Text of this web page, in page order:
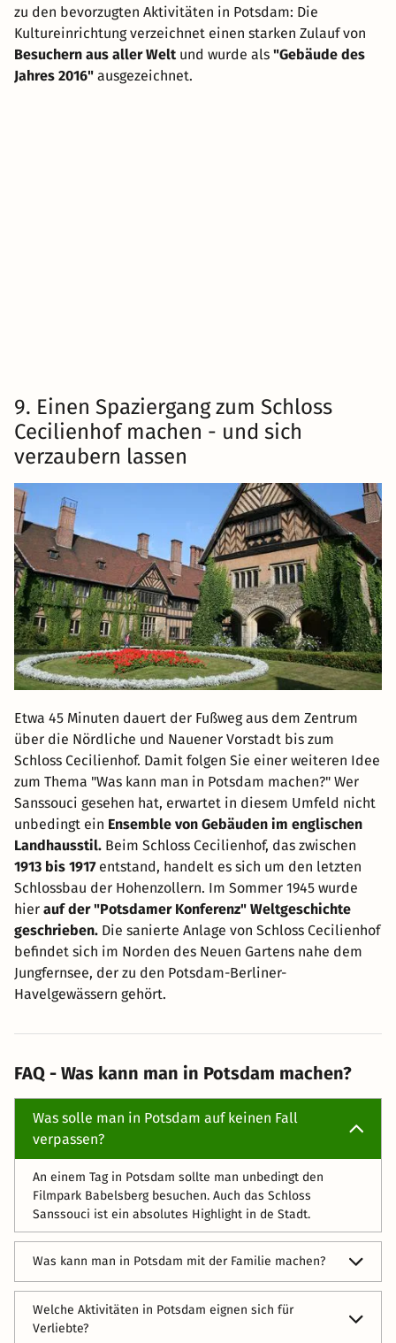
zu den bevorzugten Aktivitäten in Potsdam: Die
Kultureinrichtung verzeichnet einen starken Zulauf von
Besuchern aus aller Weltund wurde als "Gebäude des
Jahres 2016" ausgezeichnet.
9. Einen Spaziergang zum Schloss
Cecilienhof machen - und sich
verzaubern lassen
Etwa 45 Minuten dauert der Fußweg aus dem Zentrum
über die Nördliche und Nauener Vorstadt bis zum
Schloss Cecilienhof. Damit folgen Sie einer weiteren Idee
zum Thema "Was kann man in Potsdam machen?" Wer
Sanssouci gesehen hat, erwartet in diesem Umfeld nicht
unbedingt ein Ensemble von Gebäuden im englischen
Landhausstil. Beim Schloss Cecilienhof, das zwischen
1913 bis 1917entstand, handelt es sich um den letzten
Schlossbau der Hohenzollern. Im Sommer 1945 wurde
hier auf der "Potsdamer Konferenz" Weltgeschichte
geschrieben. Die sanierte Anlage von Schloss Cecilienhof
befindet sich im Norden des Neuen Gartens nahe dem
Jungfernsee, der zu den Potsdam-Berliner-
Havelgewässern gehört.
FAQ - Was kann man in Potsdam machen?
Was solle man in Potsdam auf keinen Fall
verpassen?
An einem Tag in Potsdam sollte man unbedingt den
Filmpark Babelsberg besuchen. Auch das Schloss
Sanssouci ist ein absolutes Highlight in de Stadt.
Was kann man in Potsdam mit der Familie machen?
besuchen kann. Dazu gehören das Naturkundemuseum
und Theos Inselcafé, eine grüne Oase im Herzen der
Welche Aktivitäten in Potsdam eignen sich für
Verliebte?